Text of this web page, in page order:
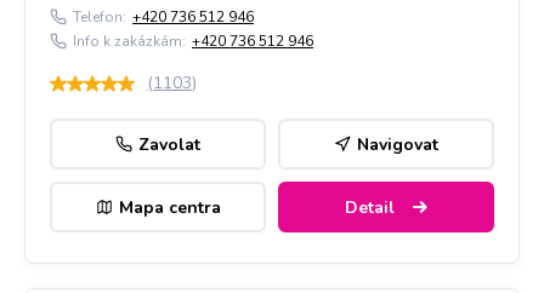
Telefon: +420 736 512 946
Info k zakázkám: +420 736 512 946
(1103)
Zavolat Navigovat
Mapa centra Detail